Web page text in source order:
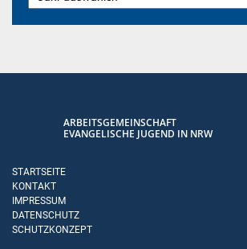
ARBEITSGEMEINSCHAFT
EVANGELISCHE JUGEND IN NRW
STARTSEITE
KONTAKT
IMPRESSUM
DATENSCHUTZ
SCHUTZKONZEPT